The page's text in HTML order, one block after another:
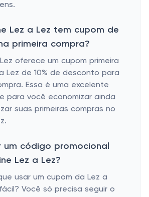
Lez a Lez tem cupom de
primeira compra?
oferece um cupom primeira
Lez de 10% de desconto para
Essa é uma excelente
para você economizar ainda
suas primeiras compras no
um código promocional
Lez a Lez?
usar um cupom da Lez a
Você só precisa seguir o